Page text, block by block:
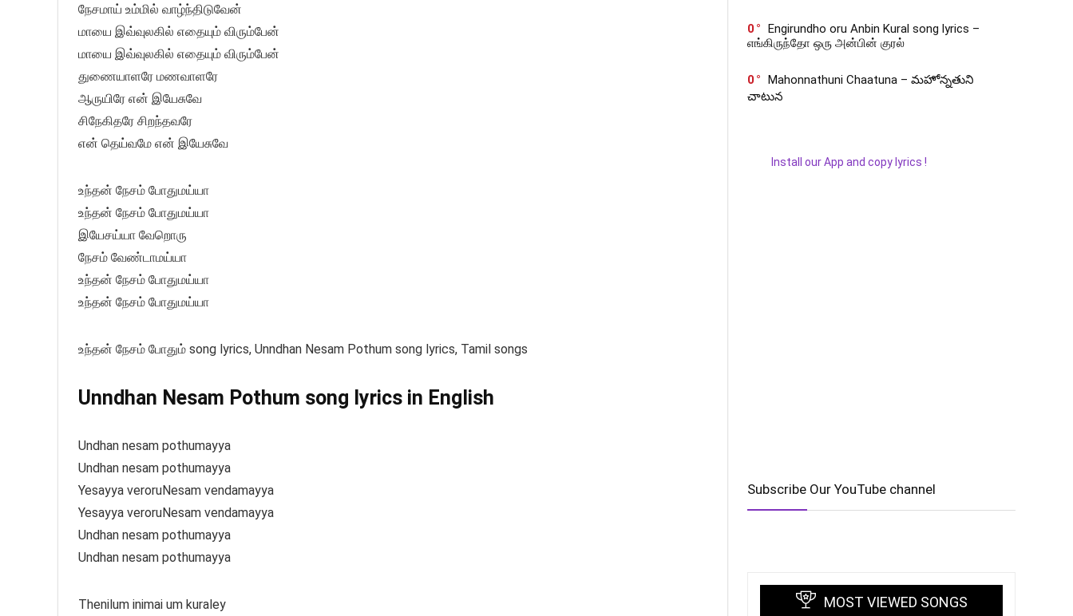
நேசமாய் உம்மில் வாழ்ந்திடுவேன்
மாயை இவ்வுலகில் எதையும் விரும்பேன்
மாயை இவ்வுலகில் எதையும் விரும்பேன்
துணையாளரே மணவாளரே
ஆருயிரே என் இயேசுவே
சிநேகிதரே சிறந்தவரே
என் தெய்வமே என் இயேசுவே
உந்தன் நேசம் போதுமய்யா
உந்தன் நேசம் போதுமய்யா
இயேசய்யா வேறொரு
நேசம் வேண்டாமய்யா
உந்தன் நேசம் போதுமய்யா
உந்தன் நேசம் போதுமய்யா
உந்தன் நேசம் போதும் song lyrics, Unndhan Nesam Pothum song lyrics, Tamil songs
Unndhan Nesam Pothum song lyrics in English
Undhan nesam pothumayya
Undhan nesam pothumayya
Yesayya veroruNesam vendamayya
Yesayya veroruNesam vendamayya
Undhan nesam pothumayya
Undhan nesam pothumayya
Thenilum inimai um kuraley
0
Engirundho oru Anbin Kural song lyrics –
எங்கிருந்தோ ஒரு அன்பின் குரல்
0
Mahonnathuni Chaatuna – మహోన్నతుని
చాటున
Install our App and copy lyrics !
Subscribe Our YouTube channel
MOST VIEWED SONGS